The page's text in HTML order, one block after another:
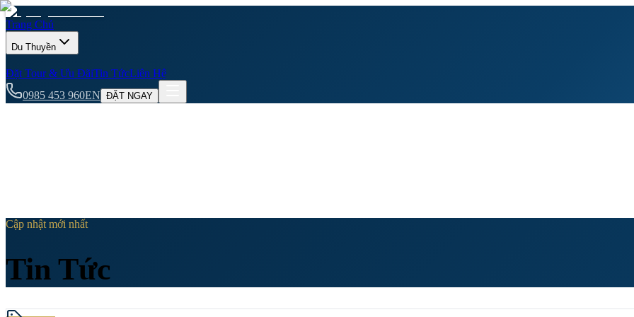
Trang Chủ
Du Thuyền
Đặt Tour & Ưu ĐãiTin TứcLiên Hệ
0985 453 960EN ĐẶT NGAY
Cập nhật mới nhất
Tin Tức